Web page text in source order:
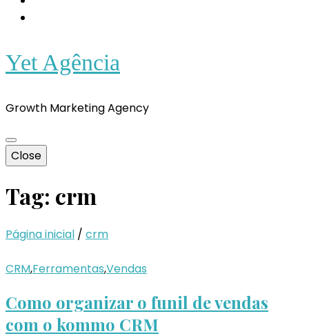
Yet Agência
Growth Marketing Agency
Close
Tag: crm
Página inicial / crm
CRM,Ferramentas,Vendas
Como organizar o funil de vendas
com o kommo CRM